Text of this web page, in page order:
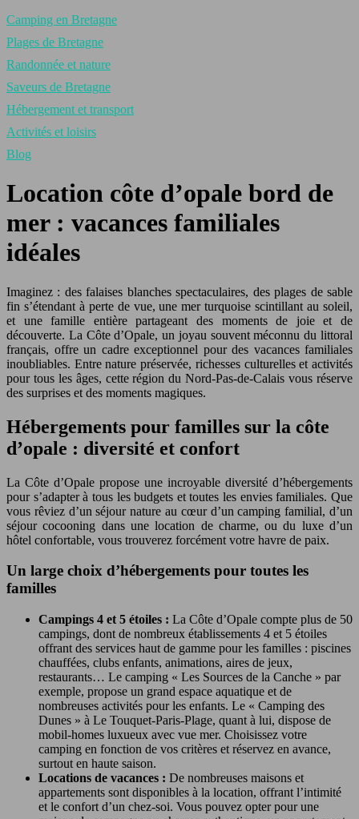
Camping en Bretagne
Plages de Bretagne
Randonnée et nature
Saveurs de Bretagne
Hébergement et transport
Activités et loisirs
Blog
Location côte d’opale bord de
mer : vacances familiales
idéales
Imaginez : des falaises blanches spectaculaires, des plages de sable
fin s’étendant à perte de vue, une mer turquoise scintillant au soleil,
et une famille entière partageant des moments de joie et de
découverte. La Côte d’Opale, un joyau souvent méconnu du littoral
français, offre un cadre exceptionnel pour des vacances familiales
inoubliables. Entre nature préservée, richesses culturelles et activités
pour tous les âges, cette région du Nord-Pas-de-Calais vous réserve
des surprises et des moments magiques.
Hébergements pour familles sur la côte
d’opale : diversité et confort
La Côte d’Opale propose une incroyable diversité d’hébergements
pour s’adapter à tous les budgets et toutes les envies familiales. Que
vous rêviez d’un séjour nature au cœur d’un camping familial, d’un
séjour cocooning dans une location de charme, ou du luxe d’un
hôtel confortable, vous trouverez forcément votre havre de paix.
Un large choix d’hébergements pour toutes les
familles
Campings 4 et 5 étoiles : La Côte d’Opale compte plus de 50
campings, dont de nombreux établissements 4 et 5 étoiles
offrant des services haut de gamme pour les familles : piscines
chauffées, clubs enfants, animations, aires de jeux,
restaurants… Le camping « Les Sources de la Canche » par
exemple, propose un grand espace aquatique et de
nombreuses activités pour les enfants. Le « Camping des
Dunes » à Le Touquet-Paris-Plage, quant à lui, dispose de
mobil-homes luxueux avec vue mer. Choisissez votre
camping en fonction de vos critères et réservez en avance,
surtout en haute saison.
Locations de vacances : De nombreuses maisons et
appartements sont disponibles à la location, offrant l’intimité
et le confort d’un chez-soi. Vous pouvez opter pour une